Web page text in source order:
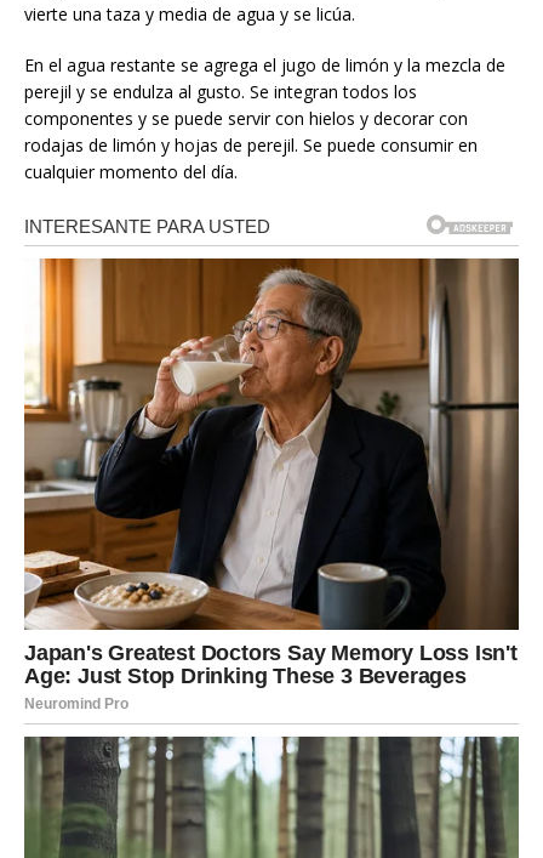
vierte una taza y media de agua y se licúa.
En el agua restante se agrega el jugo de limón y la mezcla de
perejil y se endulza al gusto. Se integran todos los
componentes y se puede servir con hielos y decorar con
rodajas de limón y hojas de perejil. Se puede consumir en
cualquier momento del día.